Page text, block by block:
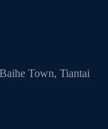
Town, Tiantai